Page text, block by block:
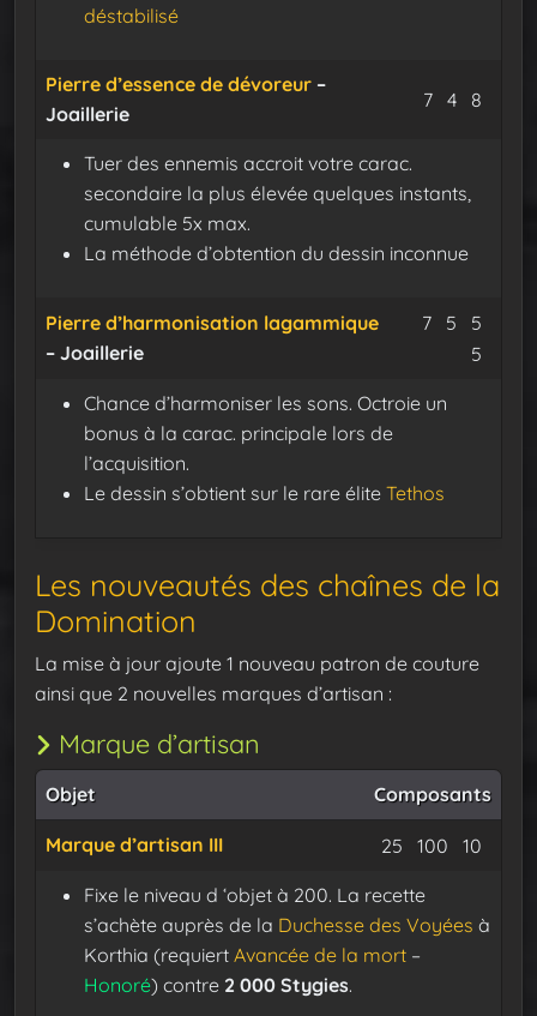
déstabilisé
Pierre d’essence de dévoreur –
Joaillerie
7 Minerai
4 Fil
8
Tuer des ennemis accroit votre carac.
secondaire la plus élevée quelques instants,
cumulable 5x max.
La méthode d’obtention du dessin inconnue
Pierre d’harmonisation lagammique
– Joaillerie
7 Minerai
5 Fil
5
5
Chance d’harmoniser les sons. Octroie un
bonus à la carac. principale lors de
l’acquisition.
Le dessin s’obtient sur le rare élite Tethos
Les nouveautés des chaînes de la
Domination
La mise à jour ajoute 1 nouveau patron de couture
ainsi que 2 nouvelles marques d’artisan :
Marque d’artisan
Objet Composants
Marque d’artisan III 25 Soie
100 Suaire
10
Fixe le niveau d ‘objet à 200. La recette
s’achète auprès de la Duchesse des Voyées à
Korthia (requiert Avancée de la mort –
Honoré) contre 2 000 Stygies.